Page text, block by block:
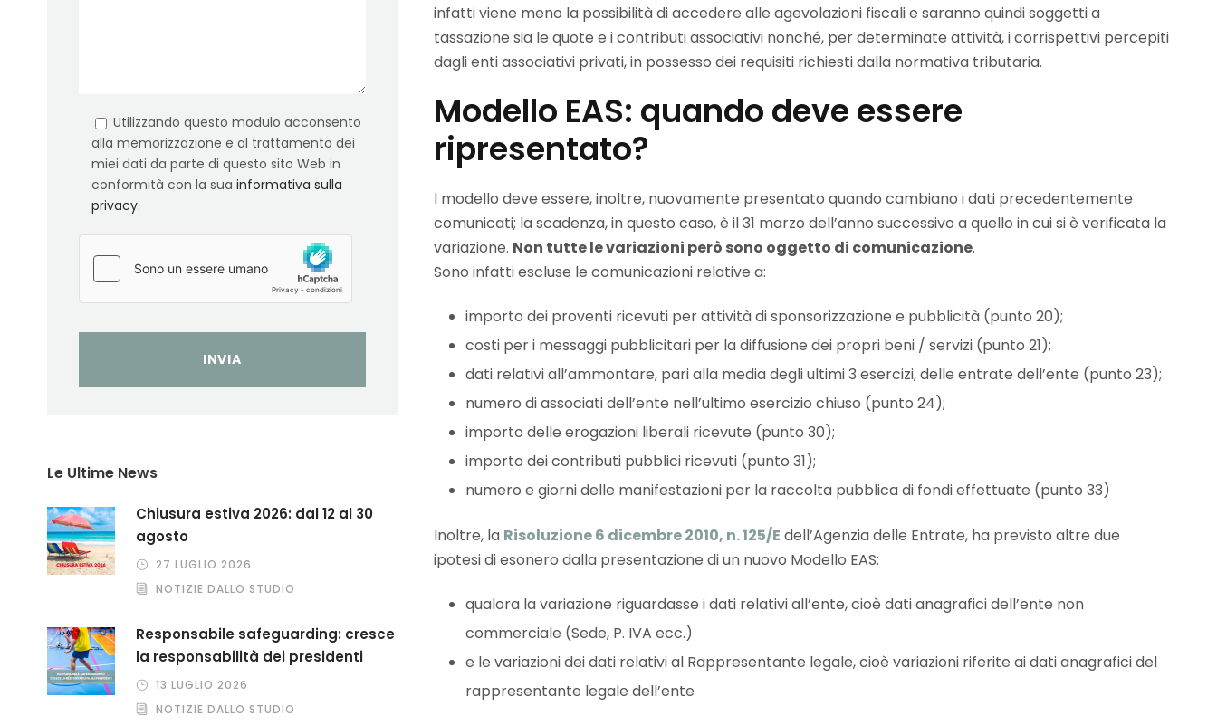
infatti viene meno la possibilità di accedere alle agevolazioni fiscali e saranno quindi soggetti a
tassazione sia le quote e i contributi associativi nonché, per determinate attività, i corrispettivi percepiti
dagli enti associativi privati, in possesso dei requisiti richiesti dalla normativa tributaria.
Modello EAS: quando deve essere
ripresentato?
l modello deve essere, inoltre, nuovamente presentato quando cambiano i dati precedentemente
comunicati; la scadenza, in questo caso, è il 31 marzo dell’anno successivo a quello in cui si è verificata la
variazione. Non tutte le variazioni però sono oggetto di comunicazione.
Sono infatti escluse le comunicazioni relative a:
importo dei proventi ricevuti per attività di sponsorizzazione e pubblicità (punto 20);
costi per i messaggi pubblicitari per la diffusione dei propri beni / servizi (punto 21);
dati relativi all’ammontare, pari alla media degli ultimi 3 esercizi, delle entrate dell’ente (punto 23);
numero di associati dell’ente nell’ultimo esercizio chiuso (punto 24);
importo delle erogazioni liberali ricevute (punto 30);
importo dei contributi pubblici ricevuti (punto 31);
numero e giorni delle manifestazioni per la raccolta pubblica di fondi effettuate (punto 33)
Inoltre, la Risoluzione 6 dicembre 2010, n. 125/E dell’Agenzia delle Entrate, ha previsto altre due
ipotesi di esonero dalla presentazione di un nuovo Modello EAS:
qualora la variazione riguardasse i dati relativi all’ente, cioè dati anagrafici dell’ente non
commerciale (Sede, P. IVA ecc.)
e le variazioni dei dati relativi al Rappresentante legale, cioè variazioni riferite ai dati anagrafici del
rappresentante legale dell’ente
Utilizzando questo modulo acconsento
alla memorizzazione e al trattamento dei
miei dati da parte di questo sito Web in
conformità con la sua informativa sulla
privacy.
Le Ultime News
Chiusura estiva 2026: dal 12 al 30
agosto
27 LUGLIO 2026
NOTIZIE DALLO STUDIO
Responsabile safeguarding: cresce
la responsabilità dei presidenti
13 LUGLIO 2026
NOTIZIE DALLO STUDIO